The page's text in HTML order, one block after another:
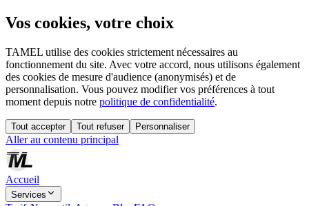
Vos cookies, votre choix
TAMEL utilise des cookies strictement nécessaires au
fonctionnement du site. Avec votre accord, nous utilisons également
des cookies de mesure d'audience (anonymisés) et de
personnalisation. Vous pouvez modifier vos préférences à tout
moment depuis notre politique de confidentialité.
Tout accepter Tout refuser Personnaliser
Aller au contenu principal
Accueil
Services